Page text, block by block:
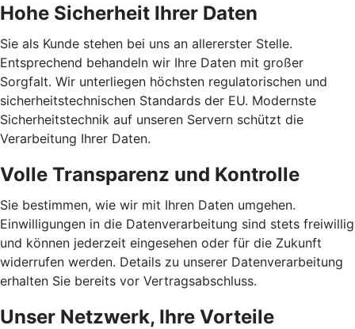
Hohe Sicherheit Ihrer Daten
Sie als Kunde stehen bei uns an allererster Stelle.
Entsprechend behandeln wir Ihre Daten mit großer
Sorgfalt. Wir unterliegen höchsten regulatorischen und
sicherheitstechnischen Standards der EU. Modernste
Sicherheitstechnik auf unseren Servern schützt die
Verarbeitung Ihrer Daten.
Volle Transparenz und Kontrolle
Sie bestimmen, wie wir mit Ihren Daten umgehen.
Einwilligungen in die Datenverarbeitung sind stets freiwillig
und können jederzeit eingesehen oder für die Zukunft
widerrufen werden. Details zu unserer Datenverarbeitung
erhalten Sie bereits vor Vertragsabschluss.
Unser Netzwerk, Ihre Vorteile